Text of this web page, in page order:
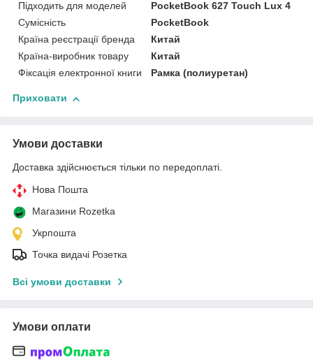
Підходить для моделей
PocketBook 627 Touch Lux 4
Сумісність
PocketBook
Країна реєстрації бренда
Китай
Країна-виробник товару
Китай
Фіксація електронної книги
Рамка (полиуретан)
Приховати
Умови доставки
Доставка здійснюється тільки по передоплаті.
Нова Пошта
Магазини Rozetka
Укрпошта
Точка видачі Розетка
Всі умови доставки
Умови оплати